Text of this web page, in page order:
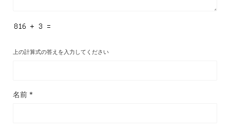
上の計算式の答えを入力してください
名前 *